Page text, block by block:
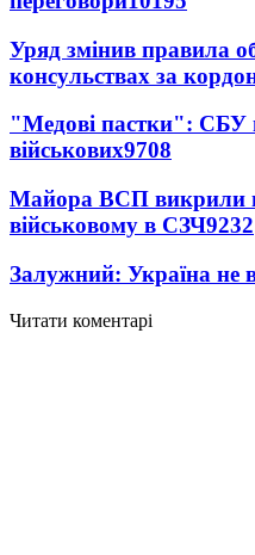
Уряд змінив правила
консульствах за
"Медові пастки": СБУ
військових9708
Майора ВСП викрили
військовому в СЗЧ9232
Залужний: Україна не
Читати коментарі